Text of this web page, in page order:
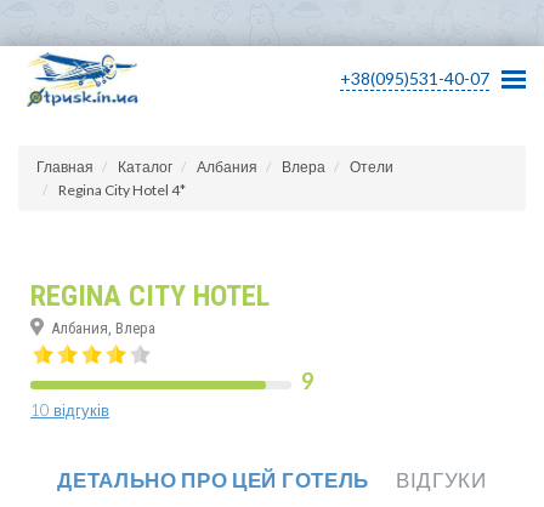
+38(095)531-40-07
Главная Каталог Албания Влера
Отели
Regina City Hotel 4*
REGINA CITY HOTEL
Албания, Влера
9
10 відгуків
ДЕТАЛЬНО ПРО ЦЕЙ ГОТЕЛЬ
ВІДГУКИ